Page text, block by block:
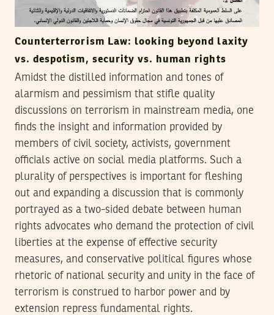
Counterterrorism Law: looking beyond laxity
vs. despotism, security vs. human rights
Amidst the distilled information and tones of
alarmism and pessimism that stifle quality
discussions on terrorism in mainstream media, one
finds the insight and information provided by
members of civil society, activists, government
officials active on social media platforms. Such a
plurality of perspectives is important for fleshing
out and expanding a discussion that is commonly
portrayed as a two-sided debate between human
rights advocates who demand the protection of civil
liberties at the expense of effective security
measures, and conservative political figures whose
rhetoric of national security and unity in the face of
terrorism is construed to harbor power and by
extension repress fundamental rights.